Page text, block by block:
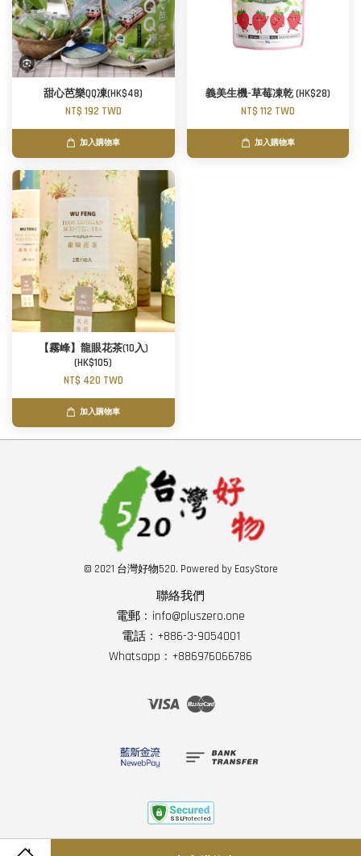
甜心芭樂QQ凍(HK$48)
NT$ 192 TWD
加入購物車
義美生機-草莓凍乾 (HK$28)
NT$ 112 TWD
加入購物車
【霧峰】龍眼花茶(10入)
(HK$105)
NT$ 420 TWD
加入購物車
© 2021 台灣好物520. Powered by EasyStore
聯絡我們
電郵﹕info@pluszero.one
電話﹕+886-3-9054001
Whatsapp﹕+886976066786
Visa Master